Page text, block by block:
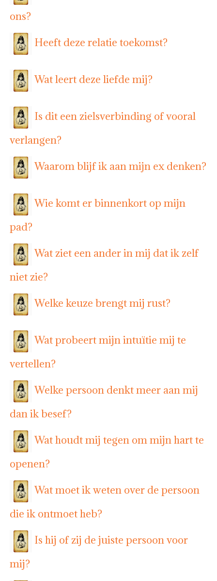
ons?
Heeft deze relatie toekomst?
Wat leert deze liefde mij?
Is dit een zielsverbinding of vooral
verlangen?
Waarom blijf ik aan mijn ex denken?
Wie komt er binnenkort op mijn
pad?
Wat ziet een ander in mij dat ik zelf
niet zie?
Welke keuze brengt mij rust?
Wat probeert mijn intuïtie mij te
vertellen?
Welke persoon denkt meer aan mij
dan ik besef?
Wat houdt mij tegen om mijn hart te
openen?
Wat moet ik weten over de persoon
die ik ontmoet heb?
Is hij of zij de juiste persoon voor
mij?